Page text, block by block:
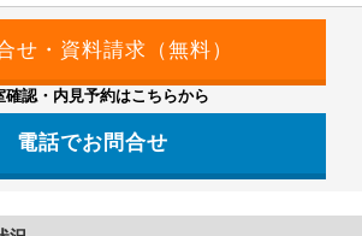
確認・内見予約はこちらから
電話でお問合せ